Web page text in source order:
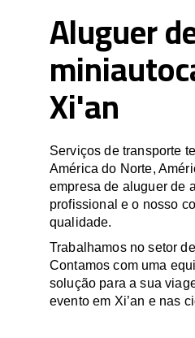
Aluguer
Xi'an
Serviços de transporte
América do Norte,
empresa de aluguer de
profissional e o nosso
qualidade.
Trabalhamos no setor
Contamos com uma
solução para a sua
evento em Xi’an e nas